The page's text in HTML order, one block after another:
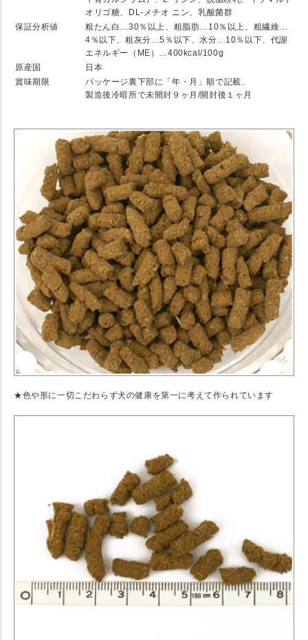
オリゴ糖、DL-メチオ ニン、乳酸菌群
保証分析値
粗たん白…30％以上、粗脂肪…10％以上、粗繊維…
4％以下、粗灰分…5％以下、水分…10％以下、代謝
エネルギー（ME）…400kcal/100g
原産国
日本
賞味期限
パッケージ裏下部に「年・月」順で記載、
製造後冷暗所で未開封９ヶ月/開封後１ヶ月
★色や形に一切こだわらず犬の健康を第一に考えて作られています